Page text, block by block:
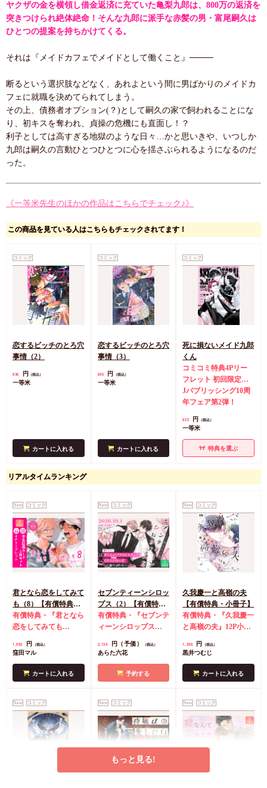
ヤクザの金を横領し借金返済に充ていた亀梨九郎は、800万の返済を
突きつけられ絶体絶命！そんな九郎に派手な赤髪の男・富尾嗣久は
ひとつの提案を持ちかけてくる。
それは『メイドカフェでメイドとして働くこと』────
断るという選択肢などなく、あれよという間に男ばかりのメイドカ
フェに就職を決めてられてしまう。
その上、債務者オプション(？)として嗣久の家で飼われることにな
り、初キスを奪われ、貞操の危機にも直面し！？
利子としては高すぎる地獄のような日々…かと思いきや、いつしか
九郎は嗣久の言動ひとつひとつに心を揺さぶられるようになるのだ
った。
《一等米先生のほかの作品はこちらでチェック♪》
この商品を見ている人はこちらもチェックされてます！
コミック
恋するビッチのとろ穴
事情（2）
836 円 （税込）
一等米
カートに入れる
コミック
恋するビッチのとろ穴
事情（3）
836 円 （税込）
一等米
カートに入れる
コミック
死に損ないメイド九郎
くん
コミコミ特典4Pリー
フレット 初回限定ペ
ーパー封入
Jパブリッシング10周
年フェア第2弾！
825 円 （税込）
一等米
特典を選ぶ
リアルタイムランキング
New コミック
君となら恋をしてみて
も（8）【有償特典・
学生証風カード2枚セ
ット】
有償特典・『君となら
恋をしてみても
ド2枚セット
1,892 円 （税込）
窪田マル
カートに入れる
New コミック
セブンティーンシロッ
プス（2）【有償特
典・ダイカットアクリ
ルスタンド】
有償特典・『セブンテ
ィーンシロップス
クリルスタンド
店舗共通特典ペー
パー
2,134 円（予価） （税込）
あらた六花
予約する
New コミック
久我慶一と高嶺の夫
【有償特典・小冊子】
有償特典・『久我慶一
と高嶺の夫』12P小冊
ーフレット
1,298 円 （税込）
黒井つむじ
カートに入れる
New コミック New コミック New コミック
もっと見る!